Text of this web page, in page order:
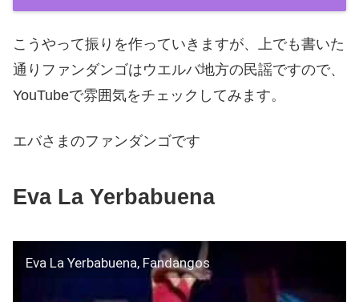
こうやって振りを作っていきますが、上でも書いた
通りファンダンゴはウエルバ地方の民謡ですので、
YouTubeで雰囲気をチェックしてみます。
エバさまのファンダンゴです
Eva La Yerbabuena
Eva La Yerbabuena, Fandangos